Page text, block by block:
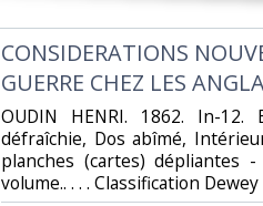
‎CONSIDERATIONS
GUERRE CHEZ LES
‎OUDIN HENRI. 1862. In-12.
défraîchie, Dos abîmé,
planches (cartes)
volume.. . . . Classification